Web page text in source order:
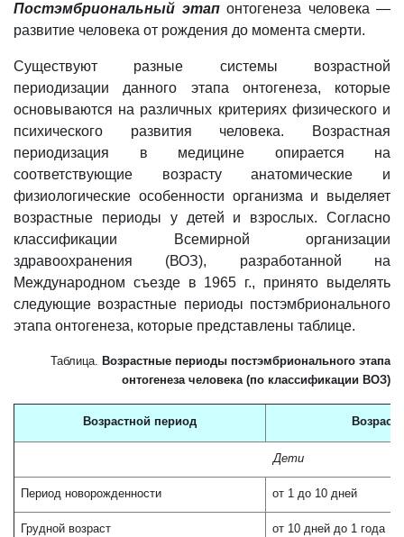
Постэмбриональный этапонтогенеза человека —
развитие человека от рождения до момента смерти.
Существуют разные системы возрастной
периодизации данного этапа онтогенеза, которые
основываются на различных критериях физического и
психического развития человека. Возрастная
периодизация в медицине опирается на
соответствующие возрасту анатомические и
физиологические особенности организма и выделяет
возрастные периоды у детей и взрослых. Согласно
классификации Всемирной организации
здравоохранения (ВОЗ), разработанной на
Международном съезде в 1965 г., принято выделять
следующие возрастные периоды постэмбрионального
этапа онтогенеза, которые представлены таблице.
Таблица. Возрастные периоды постэмбрионального этапа
онтогенеза человека (по классификации ВОЗ)
Возрастной период
Дети
Период новорожденности от 1 до 10 дней
Грудной возраст от 10 дней до 1 года